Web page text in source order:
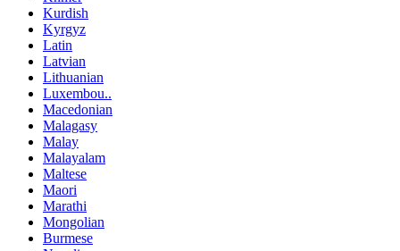
Kurdish
Kyrgyz
Latin
Latvian
Lithuanian
Luxembou..
Macedonian
Malagasy
Malay
Malayalam
Maltese
Maori
Marathi
Mongolian
Burmese